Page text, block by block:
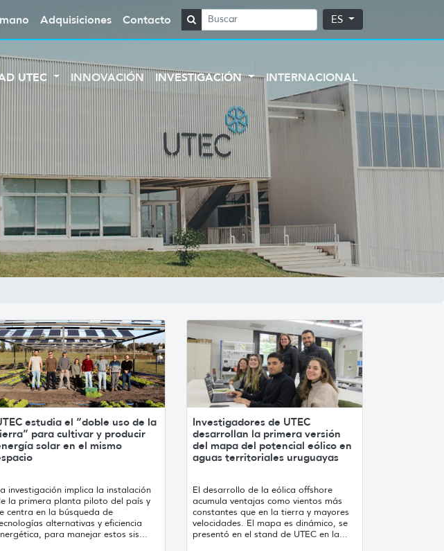
Adquisiciones Contacto ES
UTEC INNOVACIÓN INVESTIGACIÓN INTERNACIONAL
estudia el “doble uso de la
para cultivar y producir
solar en el mismo
investigación implica la instalación
la primera planta piloto del país y
centra en la búsqueda de
alternativas y eficiencia
para manejar estos sis...
Investigadores de UTEC
desarrollan la primera versión
del mapa del potencial eólico en
aguas territoriales uruguayas
El desarrollo de la eólica offshore
acumula ventajas como vientos más
constantes que en la tierra y mayores
velocidades. El mapa es dinámico, se
presentó en el stand de UTEC en la...